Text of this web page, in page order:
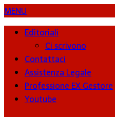
MENU
Editoriali
Ci scrivono
Contattaci
Assistenza Legale
Professione EX Gestore
Youtube